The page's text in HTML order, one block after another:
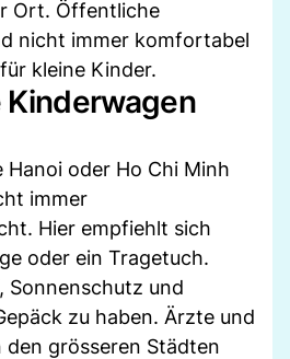
Ort. Öffentliche
nicht immer komfortabel
kleine Kinder.
Kinderwagen
Hanoi oder Ho Chi Minh
immer
Hier empfiehlt sich
oder ein Tragetuch.
Sonnenschutz und
zu haben. Ärzte und
grösseren Städten